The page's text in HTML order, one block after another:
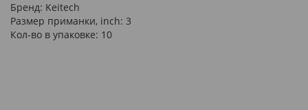
Бренд: Keitech
Размер приманки, inch: 3
Кол-во в упаковке: 10